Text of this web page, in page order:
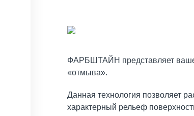
ФАРБШТАЙН представляет
«отмыва».
Данная технология позволяет
характерный рельеф